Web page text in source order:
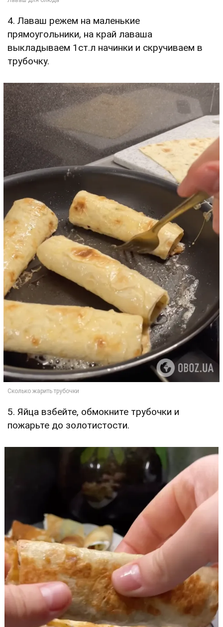
4. Лаваш режем на маленькие
прямоугольники, на край лаваша
выкладываем 1ст.л начинки и скручиваем в
трубочку.
5. Яйца взбейте, обмокните трубочки и
пожарьте до золотистости.